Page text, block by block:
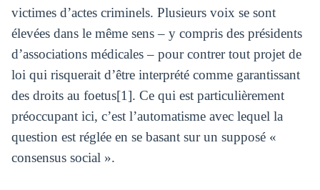
victimes d’actes criminels. Plusieurs voix se sont
élevées dans le même sens – y compris des présidents
d’associations médicales – pour contrer tout projet de
loi qui risquerait d’être interprété comme garantissant
des droits au foetus[1]. Ce qui est particulièrement
préoccupant ici, c’est l’automatisme avec lequel la
question est réglée en se basant sur un supposé «
consensus social ».